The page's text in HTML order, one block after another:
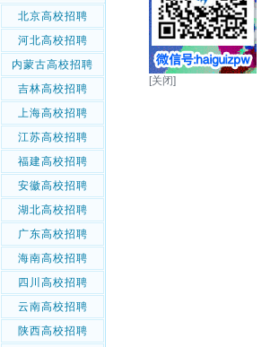
[关闭]
北京高校招聘
河北高校招聘
内蒙古高校招聘
吉林高校招聘
上海高校招聘
江苏高校招聘
福建高校招聘
安徽高校招聘
湖北高校招聘
广东高校招聘
海南高校招聘
四川高校招聘
云南高校招聘
陕西高校招聘